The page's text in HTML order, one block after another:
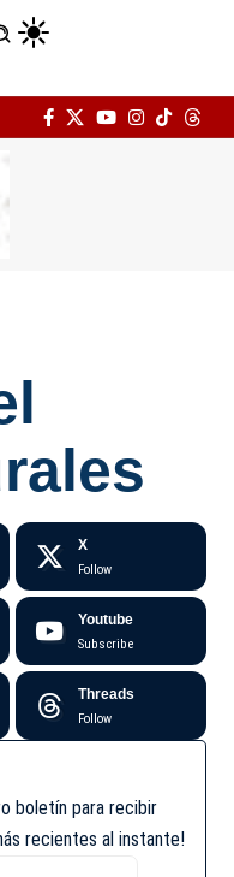
X
Follow
Youtube
Subscribe
Threads
Follow
boletín para recibir
recientes al instante!